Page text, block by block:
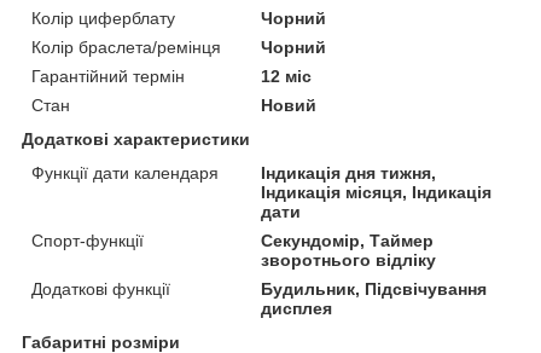
Колір циферблату
Чорний
Колір браслета/ремінця
Чорний
Гарантійний термін
12 міс
Стан
Новий
Додаткові характеристики
Функції дати календаря
Індикація дня тижня,
Індикація місяця, Індикація
дати
Спорт-функції
Секундомір, Таймер
зворотнього відліку
Додаткові функції
Будильник, Підсвічування
дисплея
Габаритні розміри